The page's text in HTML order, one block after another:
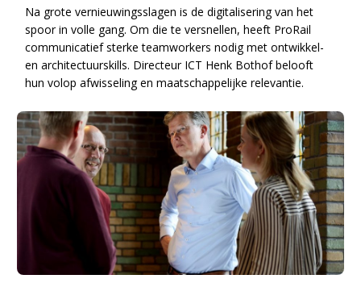
Na grote vernieuwingsslagen is de digitalisering van het
spoor in volle gang. Om die te versnellen, heeft ProRail
communicatief sterke teamworkers nodig met ontwikkel-
en architectuurskills. Directeur ICT Henk Bothof belooft
hun volop afwisseling en maatschappelijke relevantie.